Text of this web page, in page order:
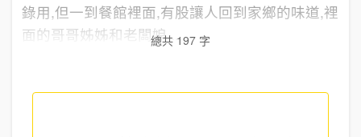
錄用,但一到餐館裡面,有股讓人回到家鄉的味道,裡
面的哥哥姊姊和老闆娘...總共 197 字